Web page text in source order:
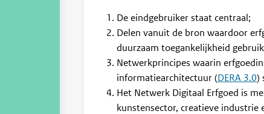
De eindgebruiker staat centraal;
Delen vanuit de bron waardoor
duurzaam toegankelijkheid
Netwerkprincipes waarin
informatiearchitectuur (DERA 3.0)
Het Netwerk Digitaal Erfgoed is
kunstensector, creatieve industrie